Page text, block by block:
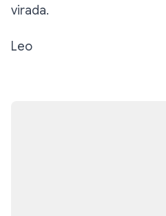
virada.
Leo